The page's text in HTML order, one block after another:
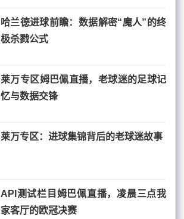
哈兰德进球前瞻：数据解密“魔人”的终
极杀戮公式
莱万专区姆巴佩直播，老球迷的足球记
忆与数据交锋
莱万专区：进球集锦背后的老球迷故事
API测试栏目姆巴佩直播，凌晨三点我
家客厅的欧冠决赛